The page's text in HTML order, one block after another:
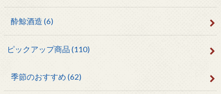
酔鯨酒造 (6)
ピックアップ商品 (110)
季節のおすすめ (62)